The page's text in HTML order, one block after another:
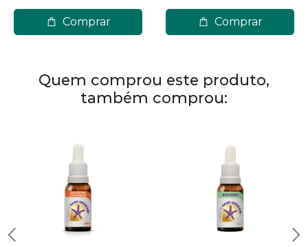
Comprar Comprar
Quem comprou este produto,
também comprou: